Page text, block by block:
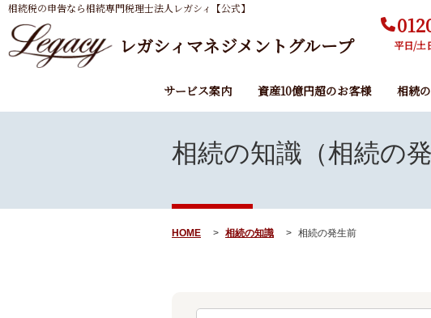
相続税の申告なら相続専門税理士法人レガシィ【公式】
レガシィマネジメントグループ 平日/土
サービス案内 資産10億円超のお客様 相続
相続の知識（相続の発
HOME 相続の知識 相続の発生前